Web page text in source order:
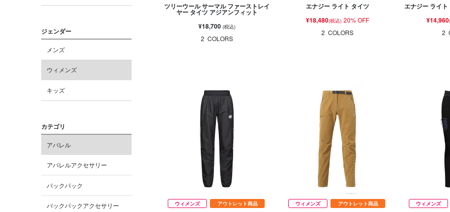
ジェンダー
メンズ
ウィメンズ
キッズ
カテゴリ
アパレル
アパレルアクセサリー
バックパック
バックパックアクセサリー
ツリーウール サーマル ファーストレイ
ヤー タイツ アジアンフィット
¥18,700 (税込)
2 COLORS
エナジー ライト タイツ
¥18,480(税込) 20% OFF
2 COLORS
エナジー ライ
¥14,960
2
ウィメンズ アウトレット商品 ウィメンズ アウトレット商品 ウィメンズ